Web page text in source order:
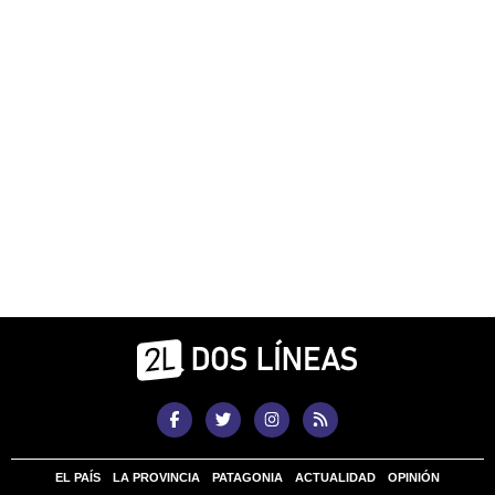
EL PAÍS LA PROVINCIA PATAGONIA ACTUALIDAD OPINIÓN